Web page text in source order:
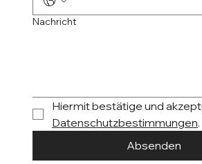
Nachricht
Datenschutzbestimmungen.
Absenden